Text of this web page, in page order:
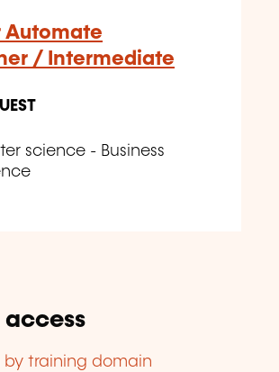
Automate
/ Intermediate
science - Business
by training domain